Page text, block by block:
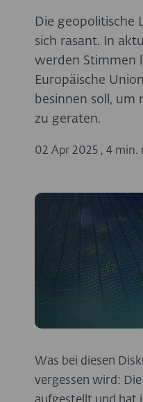
Die geopolitische
sich rasant. In
werden Stimmen
Europäische
besinnen soll, um
zu geraten.
02 Apr 2025 , 4 min.
Was bei diesen
vergessen wird: